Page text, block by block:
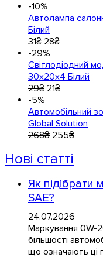
-10%
Автолампа
Білий
31₴ 28₴
-29%
Світлодіодний
30x20x4 Білий
29₴ 21₴
-5%
Автомобільний
Global Solution
268₴ 255₴
Нові статті
Як підібрати
SAE?
24.07.2026
Маркування 0W-
більшості
що означають ці